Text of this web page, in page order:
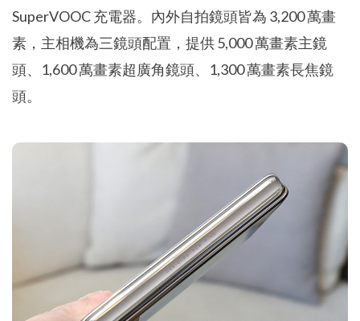
SuperVOOC 充電器。內外自拍鏡頭皆為 3,200 萬畫
素，主相機為三鏡頭配置，提供 5,000 萬畫素主鏡
頭、1,600 萬畫素超廣角鏡頭、1,300 萬畫素長焦鏡
頭。